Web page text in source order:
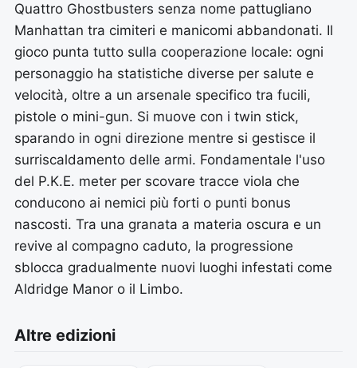
Quattro Ghostbusters senza nome pattugliano
Manhattan tra cimiteri e manicomi abbandonati. Il
gioco punta tutto sulla cooperazione locale: ogni
personaggio ha statistiche diverse per salute e
velocità, oltre a un arsenale specifico tra fucili,
pistole o mini-gun. Si muove con i twin stick,
sparando in ogni direzione mentre si gestisce il
surriscaldamento delle armi. Fondamentale l'uso
del P.K.E. meter per scovare tracce viola che
conducono ai nemici più forti o punti bonus
nascosti. Tra una granata a materia oscura e un
revive al compagno caduto, la progressione
sblocca gradualmente nuovi luoghi infestati come
Aldridge Manor o il Limbo.
Altre edizioni